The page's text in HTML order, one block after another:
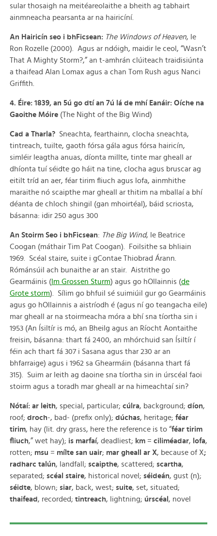
sular thosaigh na meitéareolaithe a bheith ag tabhairt
ainmneacha pearsanta ar na hairicíní.
An Hairicín seo i bhFicsean: The Windows of Heaven, le
Ron Rozelle (2000). Agus ar ndóigh, maidir le ceol, “Wasn’t
That A Mighty Storm?,” an t-amhrán clúiteach traidisiúnta
a thaifead Alan Lomax agus a chan Tom Rush agus Nanci
Griffith.
4. Éire: 1839, an 5ú go dtí an 7ú lá de mhí Eanáir: Oíche na
Gaoithe Móire (The Night of the Big Wind)
Cad a Tharla? Sneachta, fearthainn, clocha sneachta,
tintreach, tuilte, gaoth fórsa gála agus fórsa hairicín,
simléir leagtha anuas, díonta millte, tinte mar gheall ar
dhíonta tuí séidte go háit na tine, clocha agus bruscar ag
eitilt tríd an aer, féar tirim fliuch agus lofa, ainmhithe
maraithe nó scaipthe mar gheall ar thitim na mballaí a bhí
déanta de chloch shingil (gan mhoirtéal), báid scriosta,
básanna: idir 250 agus 300
An Stoirm Seo i bhFicsean: The Big Wind, le Beatrice
Coogan (máthair Tim Pat Coogan). Foilsithe sa bhliain
1969. Scéal staire, suite i gContae Thiobrad Árann.
Rómánsúil ach bunaithe ar an stair. Aistrithe go
Gearmáinis ( Im Grossen Sturm) agus go hOllainnis (de
Grote storm). Sílim go bhfuil sé suimiúil gur go Gearmáinis
agus go hOllainnis a aistríodh é (agus ní go teangacha eile)
mar gheall ar na stoirmeacha móra a bhí sna tíortha sin i
1953 (An Ísiltír is mó, an Bheilg agus an Ríocht Aontaithe
freisin, básanna: thart fá 2400, an mhórchuid san Ísiltír í
féin ach thart fá 307 i Sasana agus thar 230 ar an
bhfarraige) agus i 1962 sa Ghearmáin (básanna thart fá
315). Suim ar leith ag daoine sna tíortha sin in úrscéal faoi
stoirm agus a toradh mar gheall ar na himeachtaí sin?
Nótaí: ar leith, special, particular; cúlra, background; díon,
roof; droch-, bad- (prefix only); dúchas, heritage; féar
tirim, hay (lit. dry grass, here the reference is to “féar tirim
fliuch,” wet hay); is marfaí, deadliest; km = ciliméadar, lofa,
rotten; msu = mílte san uair; mar gheall ar X, because of X;
radharc talún, landfall; scaipthe, scattered; scartha,
separated; scéal staire, historical novel; séideán, gust (n);
séidte, blown; siar, back, west; suite, set, situated;
thaifead, recorded; tintreach, lightning; úrscéal , novel